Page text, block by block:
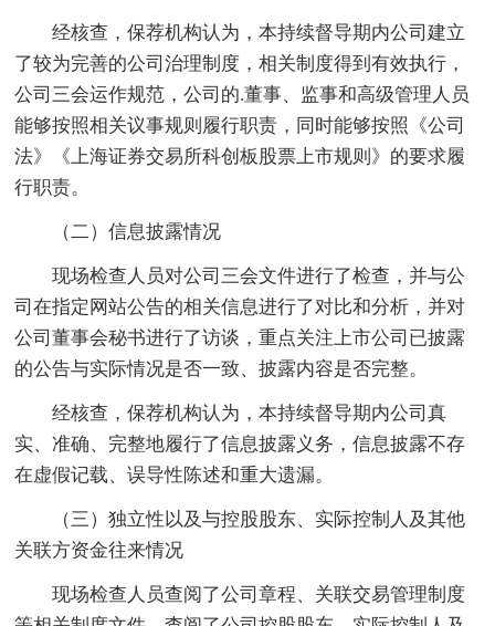
经核查，保荐机构认为，本持续督导期内公司建立
了较为完善的公司治理制度，相关制度得到有效执行，
公司三会运作规范，公司的.董事、监事和高级管理人员
能够按照相关议事规则履行职责，同时能够按照《公司
法》《上海证券交易所科创板股票上市规则》的要求履
行职责。
（二）信息披露情况
现场检查人员对公司三会文件进行了检查，并与公
司在指定网站公告的相关信息进行了对比和分析，并对
公司董事会秘书进行了访谈，重点关注上市公司已披露
的公告与实际情况是否一致、披露内容是否完整。
经核查，保荐机构认为，本持续督导期内公司真
实、准确、完整地履行了信息披露义务，信息披露不存
在虚假记载、误导性陈述和重大遗漏。
（三）独立性以及与控股股东、实际控制人及其他
关联方资金往来情况
现场检查人员查阅了公司章程、关联交易管理制度